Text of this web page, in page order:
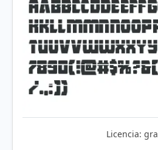
Licencia: